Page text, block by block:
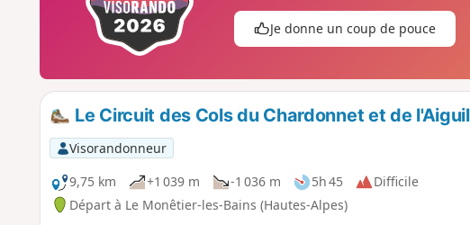
Je donne un coup de pouce
Le Circuit des Cols du Chardonnet et de
Visorandonneur
9,75 km
+1 039 m -1 036 m 5h 45
Difficile
Départ à Le Monêtier-les-Bains (Hautes-Alpes)